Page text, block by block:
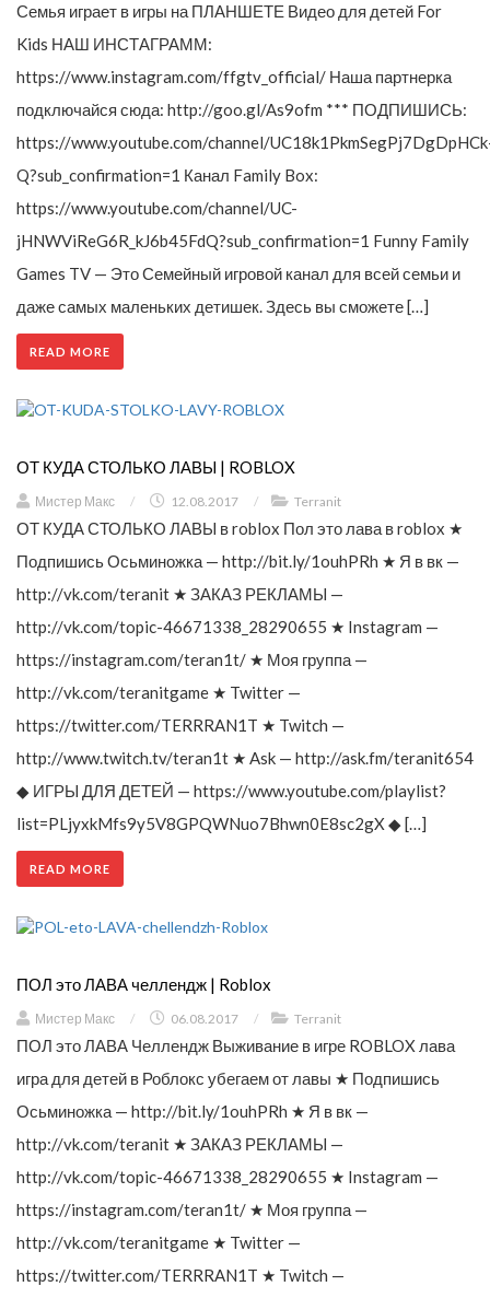
Семья играет в игры на ПЛАНШЕТЕ Видео для детей For
Kids НАШ ИНСТАГРАММ:
https://www.instagram.com/ffgtv_official/ Наша партнерка
подключайся сюда: http://goo.gl/As9ofm *** ПОДПИШИСЬ:
https://www.youtube.com/channel/
Q?sub_confirmation=1 Канал Family Box:
https://www.youtube.com/channel/UC-
jHNWViReG6R_kJ6b45FdQ?sub_confirmation=1 Funny Family
Games TV — Это Семейный игровой канал для всей семьи и
даже самых маленьких детишек. Здесь вы сможете […]
READ MORE
ОТ КУДА СТОЛЬКО ЛАВЫ | ROBLOX
Мистер Макс / 12.08.2017 / Terranit
ОТ КУДА СТОЛЬКО ЛАВЫ в roblox Пол это лава в roblox ★
Подпишись Осьминожка — http://bit.ly/1ouhPRh ★ Я в вк —
http://vk.com/teranit ★ ЗАКАЗ РЕКЛАМЫ —
http://vk.com/topic-46671338_28290655 ★ Instagram —
https://instagram.com/teran1t/ ★ Моя группа —
http://vk.com/teranitgame ★ Twitter —
https://twitter.com/TERRRAN1T ★ Twitch —
http://www.twitch.tv/teran1t ★ Ask — http://ask.fm/teranit654
◆ ИГРЫ ДЛЯ ДЕТЕЙ — https://www.youtube.com/playlist?
list=PLjyxkMfs9y5V8GPQWNuo7Bhwn0E8sc2gX ◆ […]
READ MORE
ПОЛ это ЛАВА челлендж | Roblox
Мистер Макс / 06.08.2017 / Terranit
ПОЛ это ЛАВА Челлендж Выживание в игре ROBLOX лава
игра для детей в Роблокс убегаем от лавы ★ Подпишись
Осьминожка — http://bit.ly/1ouhPRh ★ Я в вк —
http://vk.com/teranit ★ ЗАКАЗ РЕКЛАМЫ —
http://vk.com/topic-46671338_28290655 ★ Instagram —
https://instagram.com/teran1t/ ★ Моя группа —
http://vk.com/teranitgame ★ Twitter —
https://twitter.com/TERRRAN1T ★ Twitch —